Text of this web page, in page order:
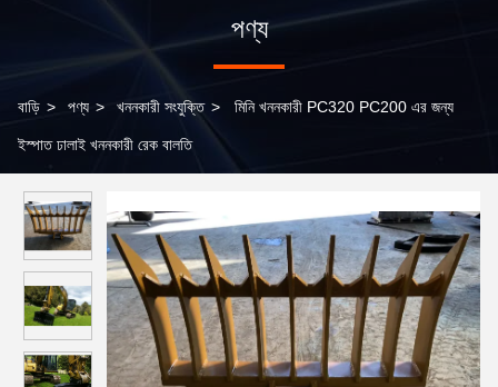
পণ্য
বাড়ি > পণ্য > খননকারী সংযুক্তি > মিনি খননকারী PC320 PC200 এর জন্য
ইস্পাত ঢালাই খননকারী রেক বালতি